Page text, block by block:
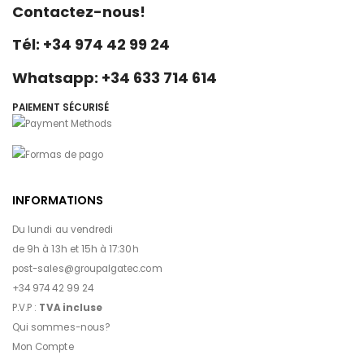
Contactez-nous!
Tél: +34 974 42 99 24
Whatsapp: +34 633 714 614
PAIEMENT SÉCURISÉ
INFORMATIONS
Du lundi au vendredi
de 9h à 13h et 15h à 17:30h
post-sales@groupalgatec.com
+34 974 42 99 24
P.V.P : TVA incluse
Qui sommes-nous?
Mon Compte